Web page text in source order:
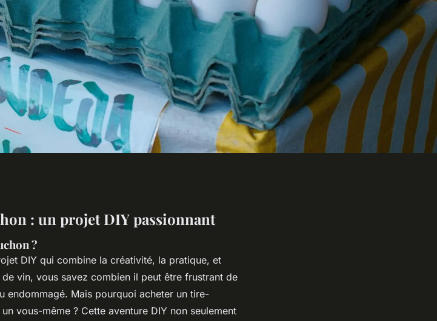
: un
: un projet DIY passionnant
?
DIY qui combine la créativité, la pratique, et
de vin, vous savez combien il peut être frustrant de
endommagé. Mais pourquoi acheter un tire-
vous-même ? Cette aventure DIY non seulement